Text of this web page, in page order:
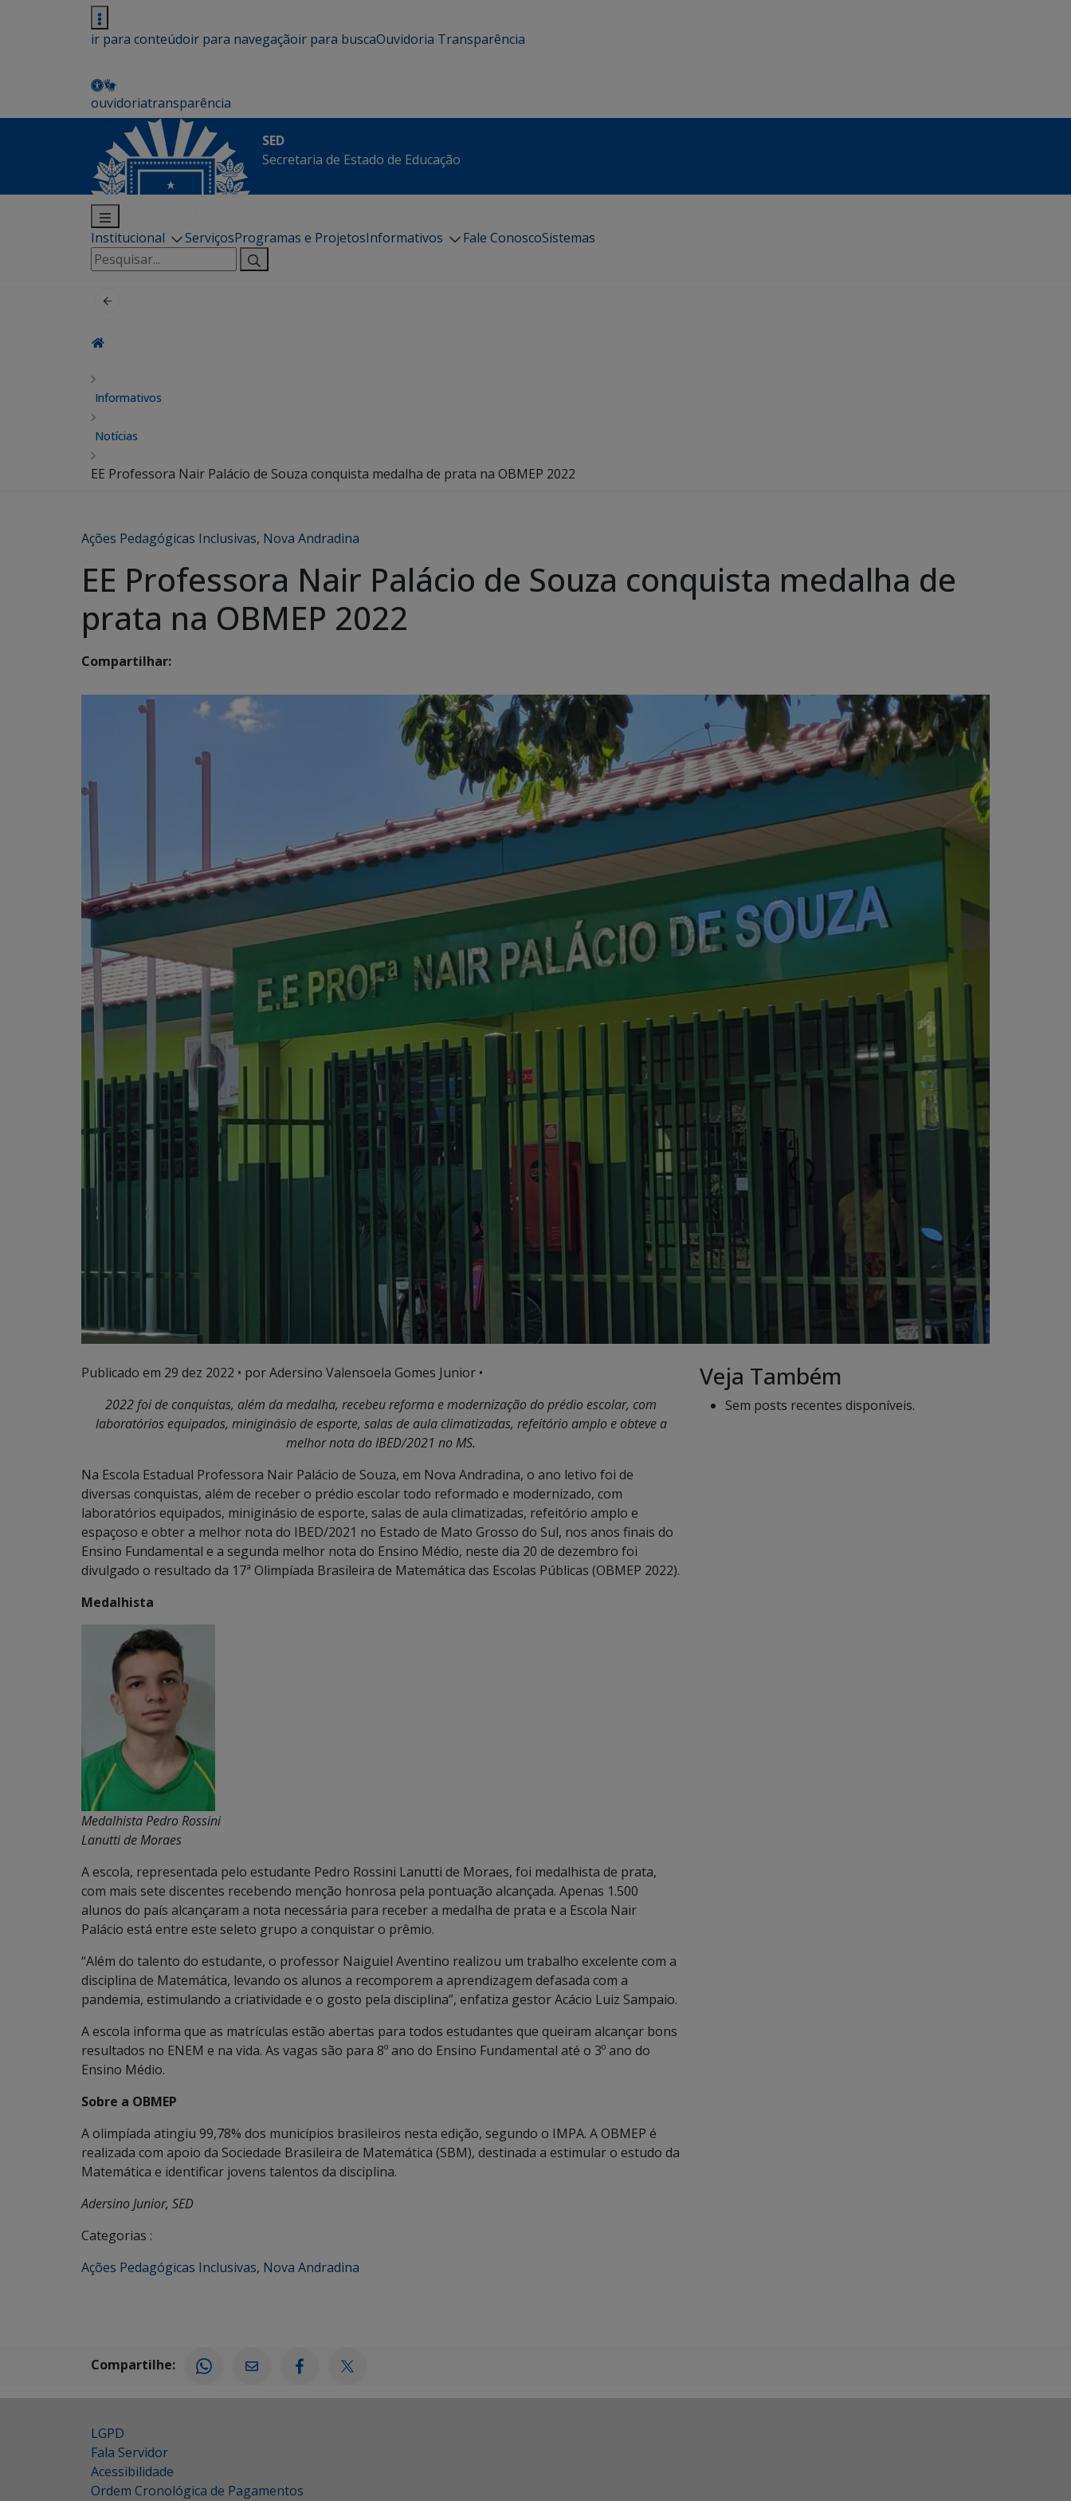
ir para conteúdoir para navegaçãoir para buscaOuvidoria Transparência
ouvidoriatransparência
SED
Secretaria de Estado de Educação
Institucional ServiçosProgramas e ProjetosInformativos Fale ConoscoSistemas
Pesquisar
por:
Informativos
Notícias
EE Professora Nair Palácio de Souza conquista medalha de prata na OBMEP 2022
Ações Pedagógicas Inclusivas, Nova Andradina
EE Professora Nair Palácio de Souza conquista medalha de
prata na OBMEP 2022
Compartilhar:
Publicado em 29 dez 2022 • por Adersino Valensoela Gomes Junior •
2022 foi de conquistas, além da medalha, recebeu reforma e modernização do prédio escolar, com
laboratórios equipados, miniginásio de esporte, salas de aula climatizadas, refeitório amplo e obteve a
melhor nota do IBED/2021 no MS.
Na Escola Estadual Professora Nair Palácio de Souza, em Nova Andradina, o ano letivo foi de
diversas conquistas, além de receber o prédio escolar todo reformado e modernizado, com
laboratórios equipados, miniginásio de esporte, salas de aula climatizadas, refeitório amplo e
espaçoso e obter a melhor nota do IBED/2021 no Estado de Mato Grosso do Sul, nos anos finais do
Ensino Fundamental e a segunda melhor nota do Ensino Médio, neste dia 20 de dezembro foi
divulgado o resultado da 17ª Olimpíada Brasileira de Matemática das Escolas Públicas (OBMEP 2022).
Medalhista
Medalhista Pedro Rossini
Lanutti de Moraes
A escola, representada pelo estudante Pedro Rossini Lanutti de Moraes, foi medalhista de prata,
com mais sete discentes recebendo menção honrosa pela pontuação alcançada. Apenas 1.500
alunos do país alcançaram a nota necessária para receber a medalha de prata e a Escola Nair
Palácio está entre este seleto grupo a conquistar o prêmio.
“Além do talento do estudante, o professor Naiguiel Aventino realizou um trabalho excelente com a
disciplina de Matemática, levando os alunos a recomporem a aprendizagem defasada com a
pandemia, estimulando a criatividade e o gosto pela disciplina”, enfatiza gestor Acácio Luiz Sampaio.
A escola informa que as matrículas estão abertas para todos estudantes que queiram alcançar bons
resultados no ENEM e na vida. As vagas são para 8º ano do Ensino Fundamental até o 3º ano do
Ensino Médio.
Sobre a OBMEP
A olimpíada atingiu 99,78% dos municípios brasileiros nesta edição, segundo o IMPA. A OBMEP é
realizada com apoio da Sociedade Brasileira de Matemática (SBM), destinada a estimular o estudo da
Matemática e identificar jovens talentos da disciplina.
Adersino Junior, SED
Categorias :
Ações Pedagógicas Inclusivas, Nova Andradina
Veja Também
Sem posts recentes disponíveis.
Compartilhe:
LGPD
Fala Servidor
Acessibilidade
Ordem Cronológica de Pagamentos